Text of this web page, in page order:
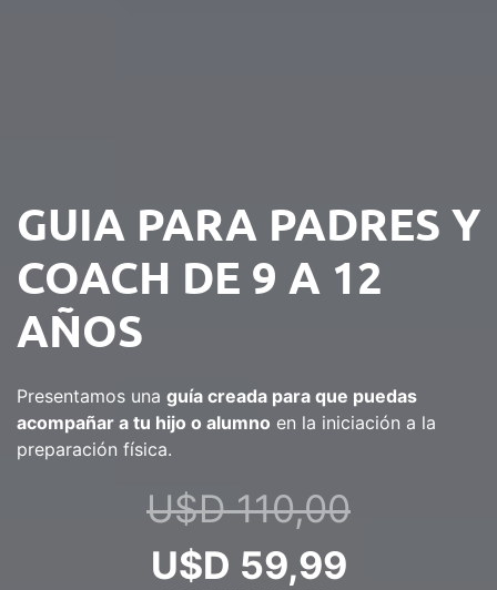
GUIA PARA PADRES Y
COACH DE 9 A 12
AÑOS
Presentamos una guía creada para que puedas
acompañar a tu hijo o alumno en la iniciación a la
preparación física.
U$D110,00
El
U$D 59,99El